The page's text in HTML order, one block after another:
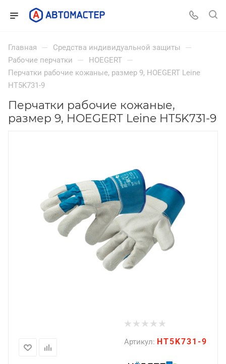
Главная — Средства индивидуальной защиты —
Рабочие перчатки — HOEGERT —
Перчатки рабочие кожаные, размер 9, HOEGERT Leine
HT5K731-9
Перчатки рабочие кожаные,
размер 9, HOEGERT Leine HT5K731-9
Артикул: HT5K731-9